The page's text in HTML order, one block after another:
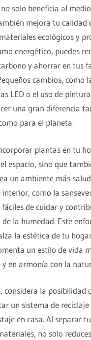
solo beneficia al
mejora tu calidad
ecológicos y
energético, puedes
y ahorrar en tus
cambios, como
LED o el uso de
una gran diferencia
para el planeta.
plantas en tu
espacio, sino que
un ambiente más
interior, como la
de cuidar y
la humedad. Este
la estética de tu
un estilo de vida
y en armonía con la
considera la posibilidad
un sistema de
en casa. Al separar
no solo